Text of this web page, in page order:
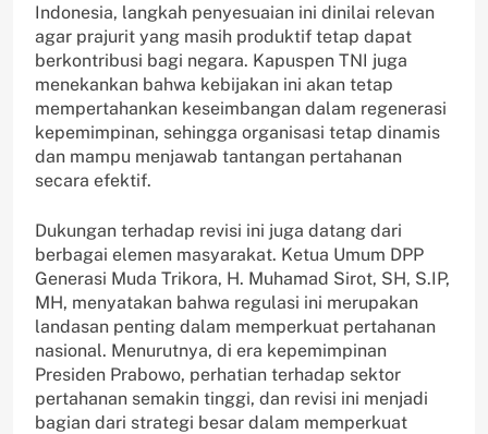
Indonesia, langkah penyesuaian ini dinilai relevan
agar prajurit yang masih produktif tetap dapat
berkontribusi bagi negara. Kapuspen TNI juga
menekankan bahwa kebijakan ini akan tetap
mempertahankan keseimbangan dalam regenerasi
kepemimpinan, sehingga organisasi tetap dinamis
dan mampu menjawab tantangan pertahanan
secara efektif.
Dukungan terhadap revisi ini juga datang dari
berbagai elemen masyarakat. Ketua Umum DPP
Generasi Muda Trikora, H. Muhamad Sirot, SH, S.IP,
MH, menyatakan bahwa regulasi ini merupakan
landasan penting dalam memperkuat pertahanan
nasional. Menurutnya, di era kepemimpinan
Presiden Prabowo, perhatian terhadap sektor
pertahanan semakin tinggi, dan revisi ini menjadi
bagian dari strategi besar dalam memperkuat